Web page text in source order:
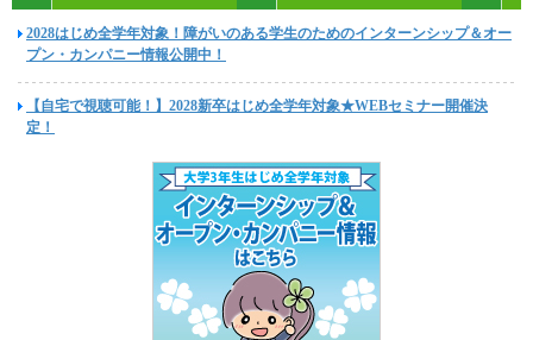
2028はじめ全学年対象！障がいのある学生のためのインターンシップ＆オー
プン・カンパニー情報公開中！
【自宅で視聴可能！】2028新卒はじめ全学年対象★WEBセミナー開催決
定！